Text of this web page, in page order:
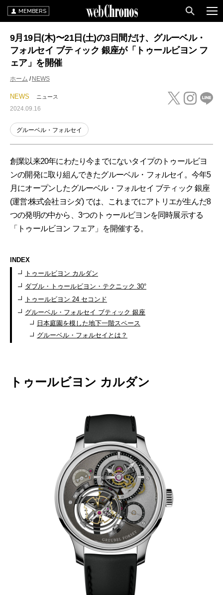
MEMBERS
9月19日(木)〜21日(土)の3日間だけ、グルーベル・
フォルセイ ブティック 銀座が「トゥールビヨン フ
ェア」を開催
ホーム NEWS
NEWS ニュース
2024.09.16
グルーベル・フォルセイ
創業以来20年にわたり今までにないタイプのトゥールビヨ
ンの開発に取り組んできたグルーベル・フォルセイ。今年5
月にオープンしたグルーベル・フォルセイ ブティック 銀座
(運営:株式会社ヨシダ) では、これまでにアトリエが生んだ8
つの発明の中から、3つのトゥールビヨンを同時展示する
「トゥールビヨン フェア」を開催する。
INDEX
トゥールビヨン カルダン
ダブル・トゥールビヨン・テクニック 30°
トゥールビヨン 24 セコンド
グルーベル・フォルセイ ブティック 銀座
日本庭園を模した地下一階スペース
グルーベル・フォルセイとは？
トゥールビヨン カルダン